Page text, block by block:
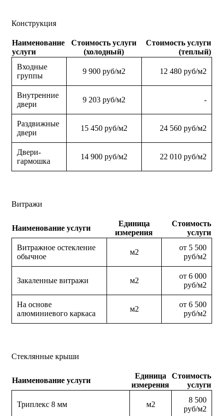
Конструкция
Наименование
услуги
Стоимость услуги
(холодный)
Стоимость услуги
(теплый)
Входные
группы
9 900 руб/м2 12 480 руб/м2
Внутренние
двери
9 203 руб/м2 -
Раздвижные
двери
15 450 руб/м2 24 560 руб/м2
Двери-
гармошка
14 900 руб/м2 22 010 руб/м2
Витражи
Наименование услуги
Единица
измерения
Стоимость
услуги
Витражное остекление
обычное
м2
от 5 500
руб/м2
Закаленные витражи м2
от 6 000
руб/м2
На основе
алюминиевого каркаса
м2
от 6 500
руб/м2
Стеклянные крыши
Наименование услуги
Единица
измерения
Стоимость
услуги
Триплекс 8 мм м2
8 500
руб/м2